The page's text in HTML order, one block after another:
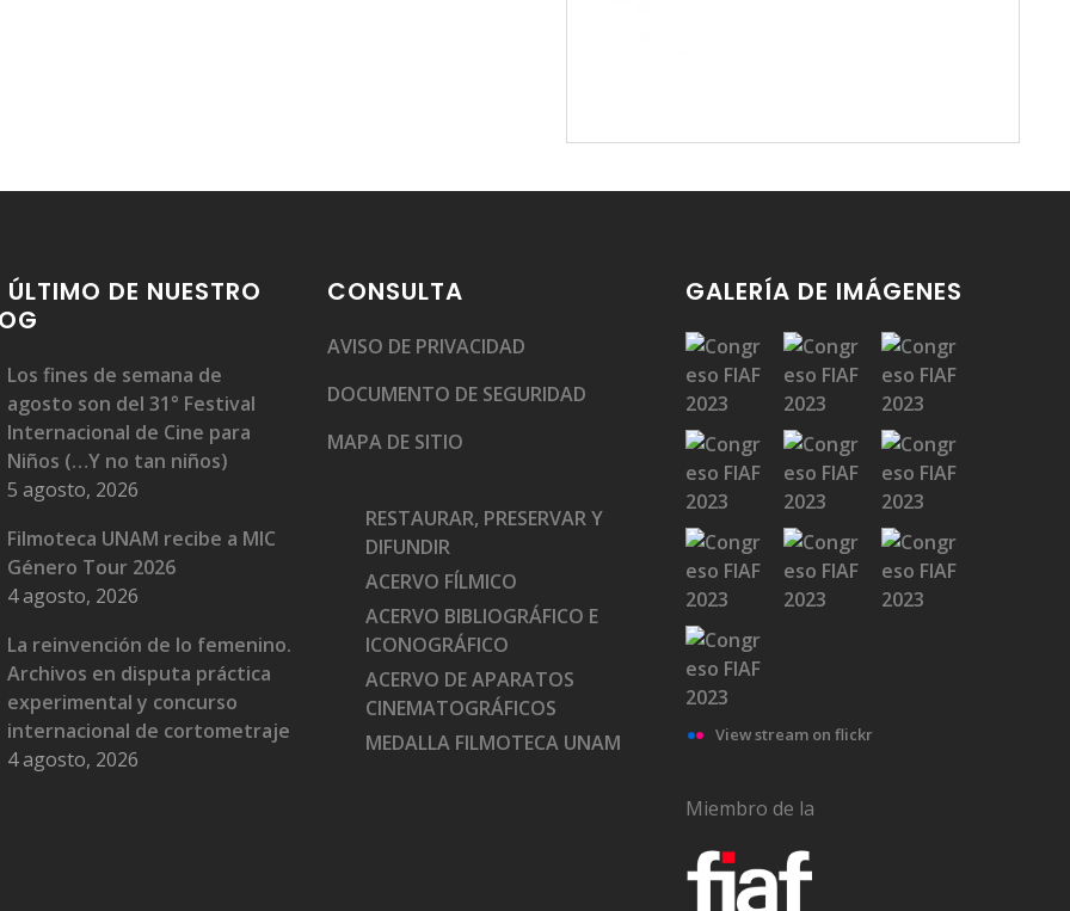
ÚLTIMO DE NUESTRO
Los fines de semana de
agosto son del 31° Festival
Internacional de Cine para
Niños (…Y no tan niños)
5 agosto, 2026
Filmoteca UNAM recibe a MIC
Género Tour 2026
4 agosto, 2026
La reinvención de lo femenino.
Archivos en disputa práctica
experimental y concurso
internacional de cortometraje
4 agosto, 2026
CONSULTA
AVISO DE PRIVACIDAD
DOCUMENTO DE SEGURIDAD
MAPA DE SITIO
RESTAURAR, PRESERVAR Y
DIFUNDIR
ACERVO FÍLMICO
ACERVO BIBLIOGRÁFICO E
ICONOGRÁFICO
ACERVO DE APARATOS
CINEMATOGRÁFICOS
MEDALLA FILMOTECA UNAM
GALERÍA DE IMÁGENES
View stream on flickr
Miembro de la